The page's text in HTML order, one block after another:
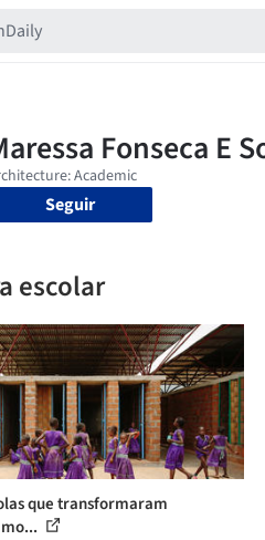
Seguir
escolar
que transformaram